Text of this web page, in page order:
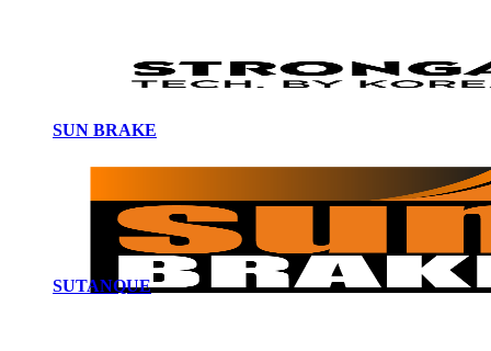
SUN BRAKE
SUTANQUE